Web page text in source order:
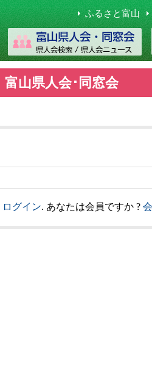
ふるさと富山
富山県人会･同窓会
ログイン. あなたは会員ですか ?